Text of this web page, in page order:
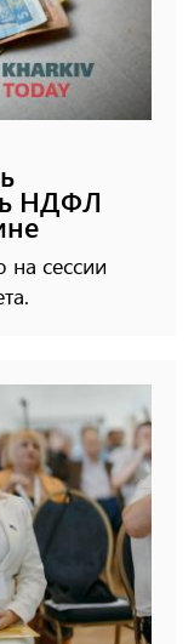
НДФЛ
сессии